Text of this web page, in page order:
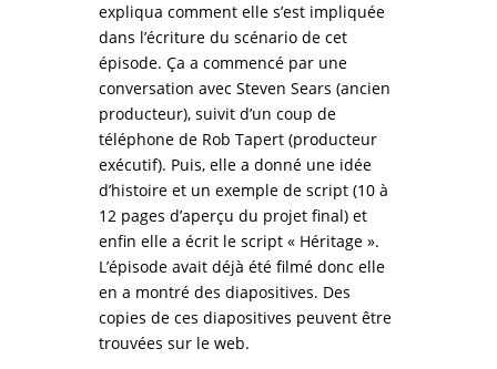
expliqua comment elle s’est impliquée
dans l’écriture du scénario de cet
épisode. Ça a commencé par une
conversation avec Steven Sears (ancien
producteur), suivit d’un coup de
téléphone de Rob Tapert (producteur
exécutif). Puis, elle a donné une idée
d’histoire et un exemple de script (10 à
12 pages d’aperçu du projet final) et
enfin elle a écrit le script « Héritage ».
L’épisode avait déjà été filmé donc elle
en a montré des diapositives. Des
copies de ces diapositives peuvent être
trouvées sur le web.